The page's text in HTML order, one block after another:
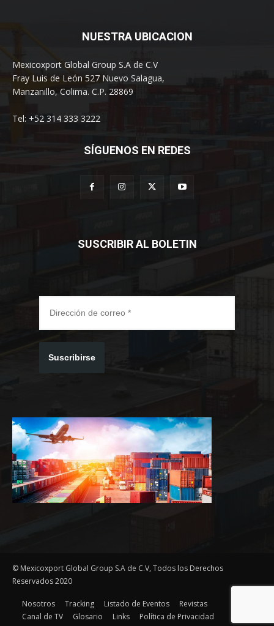
NUESTRA UBICACION
Mexicoxport Global Group S.A de C.V
Fray Luis de León 527 Nuevo Salagua,
Manzanillo, Colima. C.P. 28869
Tel: +52 314 333 3222
SÍGUENOS EN REDES
SUSCRIBIR AL BOLETIN
Suscribirse
© Mexicoxport Global Group S.A de C.V, Todos los Derechos
Reservados 2020
Nosotros Tracking Listado de Eventos
Revistas
Canal de TV
Glosario Links Política de Privacidad